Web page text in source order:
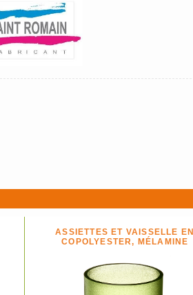
ASSIETTES ET VAISSELLE EN
COPOLYESTER, MÉLAMINE